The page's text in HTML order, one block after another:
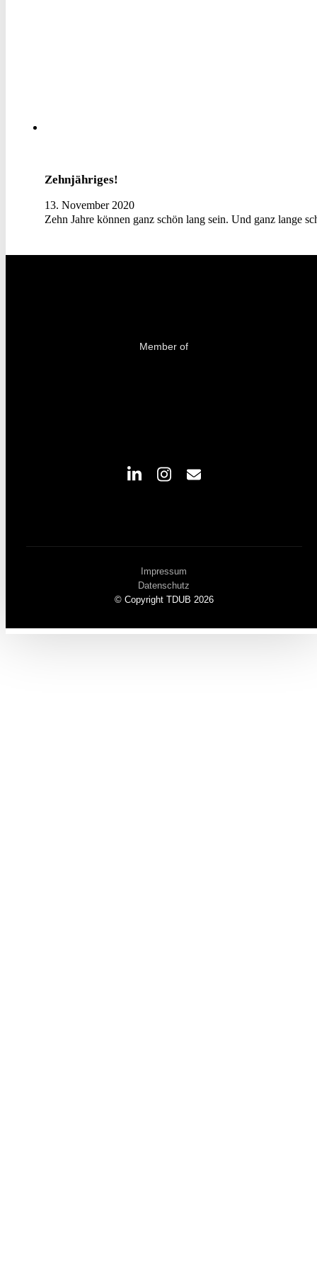
Zehnjähriges!
13. November 2020
Zehn Jahre können ganz schön lang sein. Und ganz
Member of
© Copyright TDUB 2026
Impressum
Datenschutz